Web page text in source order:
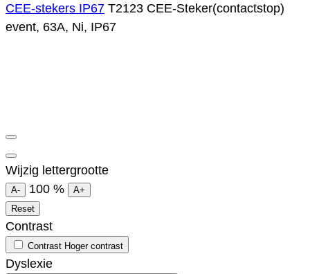
CEE-stekers IP67 T2123 CEE-Steker(contactstop)
event, 63A, Ni, IP67
Wijzig lettergrootte
A- 100 %
A+
Reset
Contrast
Contrast Hoger contrast
Dyslexie